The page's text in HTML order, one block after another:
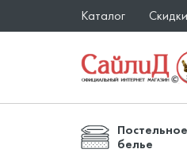
Каталог Скидки
Постельное
белье